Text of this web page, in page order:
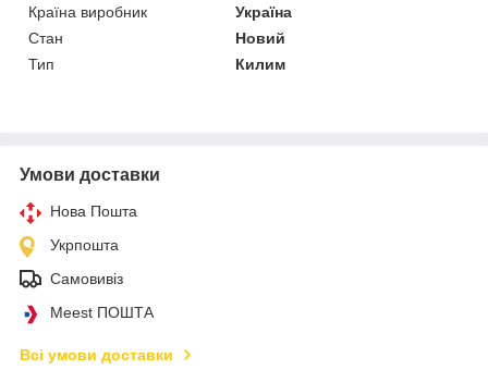
Країна виробник
Україна
Стан
Новий
Тип
Килим
Умови доставки
Нова Пошта
Укрпошта
Самовивіз
Meest ПОШТА
Всі умови доставки